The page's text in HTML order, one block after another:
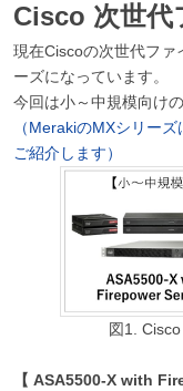
Cisco 次世代
現在Ciscoの次世代ファ
ーズになっています。
今回は小～中規模向け
（MerakiのMXシリー
ご紹介します）
図1.
【 ASA5500-X with